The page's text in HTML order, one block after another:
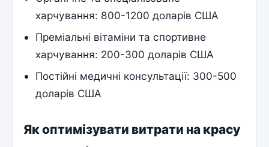
харчування: 800-1200 доларів США
Преміальні вітаміни та спортивне
харчування: 200-300 доларів США
Постійні медичні консультації: 300-500
доларів США
Як оптимізувати витрати на красу